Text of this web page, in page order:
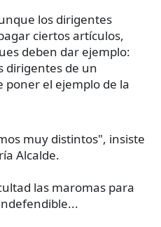
los dirigentes
ciertos artículos,
deben dar ejemplo:
dirigentes de un
el ejemplo de la
muy distintos", insiste
Alcalde.
las maromas para